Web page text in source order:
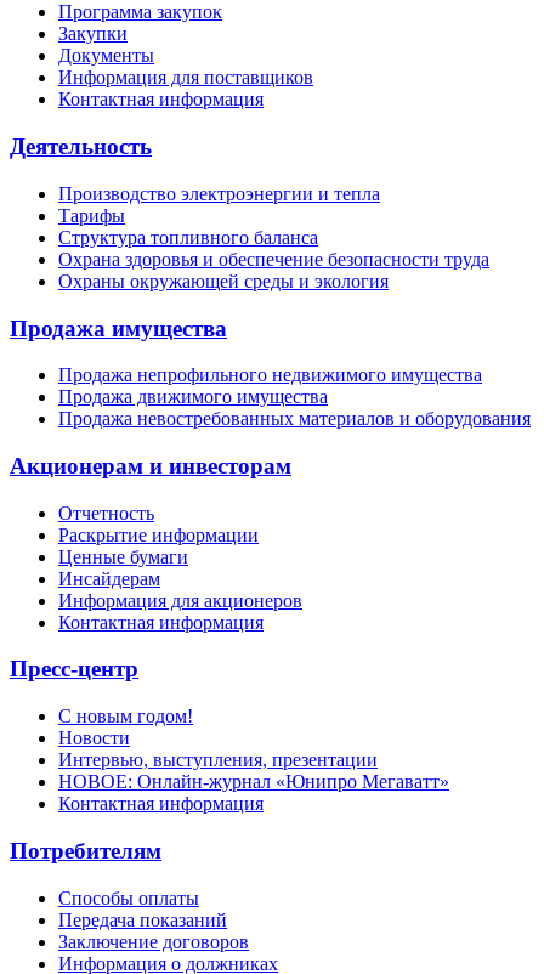
Программа закупок
Закупки
Документы
Информация для поставщиков
Контактная информация
Деятельность
Производство электроэнергии и тепла
Тарифы
Структура топливного баланса
Охрана здоровья и обеспечение безопасности труда
Охраны окружающей среды и экология
Продажа имущества
Продажа непрофильного недвижимого имущества
Продажа движимого имущества
Продажа невостребованных материалов и оборудования
Акционерам и инвесторам
Отчетность
Раскрытие информации
Ценные бумаги
Инсайдерам
Информация для акционеров
Контактная информация
Пресс-центр
С новым годом!
Новости
Интервью, выступления, презентации
НОВОЕ: Онлайн-журнал «Юнипро Мегаватт»
Контактная информация
Потребителям
Способы оплаты
Передача показаний
Заключение договоров
Информация о должниках